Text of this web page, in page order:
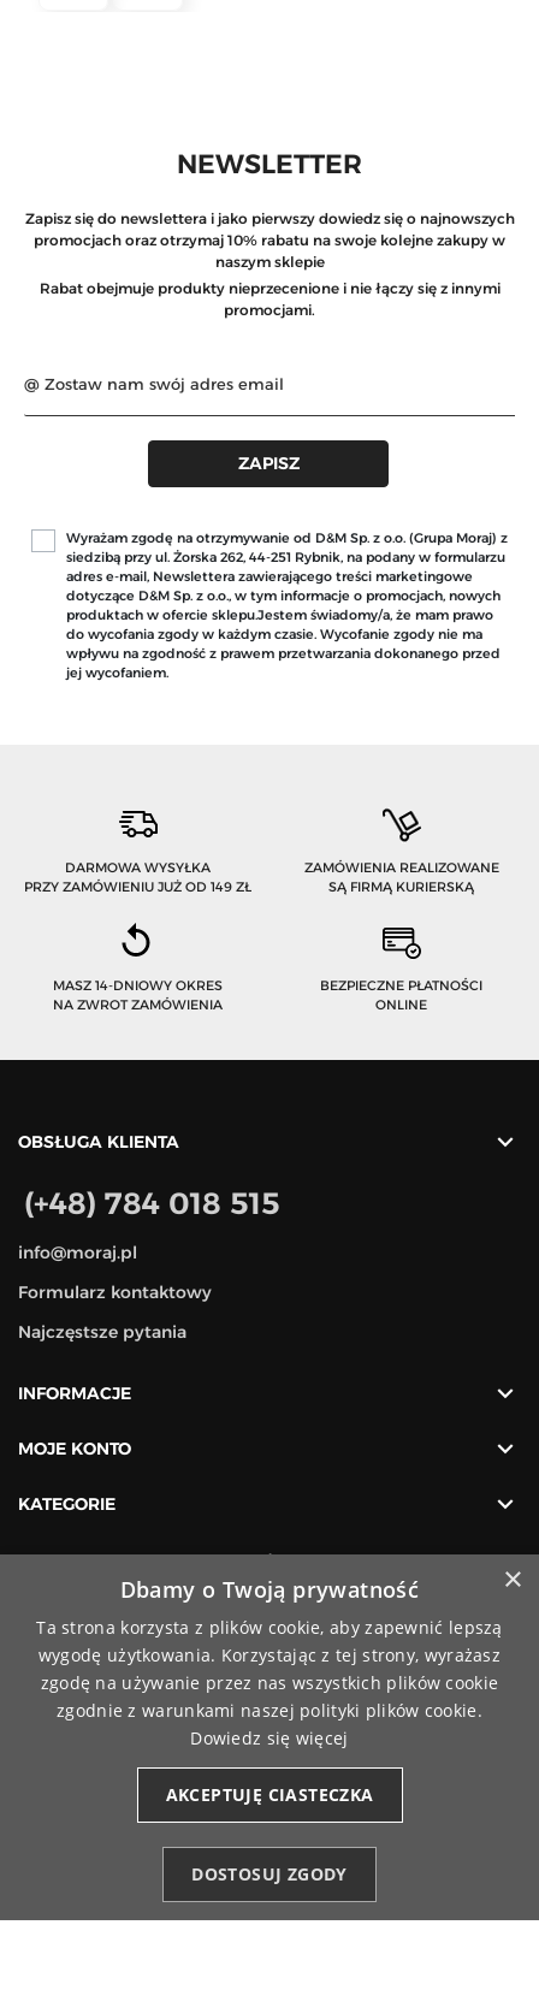
Start
Ulubione (0) Konto
NEWSLETTER
Zapisz się do newslettera i jako pierwszy dowiedz się o najnowszych
promocjach oraz otrzymaj 10% rabatu na swoje kolejne zakupy w
naszym sklepie
Rabat obejmuje produkty nieprzecenione i nie łączy się z innymi
promocjami.
Wyrażam zgodę na otrzymywanie od D&M Sp. z o.o. (Grupa Moraj) z
siedzibą przy ul. Żorska 262, 44-251 Rybnik, na podany w formularzu
adres e-mail, Newslettera zawierającego treści marketingowe
dotyczące D&M Sp. z o.o., w tym informacje o promocjach, nowych
produktach w ofercie sklepu.Jestem świadomy/a, że mam prawo
do wycofania zgody w każdym czasie. Wycofanie zgody nie ma
wpływu na zgodność z prawem przetwarzania dokonanego przed
jej wycofaniem.
DARMOWA WYSYŁKA
PRZY ZAMÓWIENIU JUŻ OD 149 ZŁ
ZAMÓWIENIA REALIZOWANE
SĄ FIRMĄ KURIERSKĄ
MASZ 14-DNIOWY OKRES
NA ZWROT ZAMÓWIENIA
BEZPIECZNE PŁATNOŚCI
ONLINE
OBSŁUGA KLIENTA 
(+48) 784 018 515
info@moraj.pl
Formularz kontaktowy
Najczęstsze pytania
INFORMACJE 
MOJE KONTO 
KATEGORIE 
Akceptujemy płatności olnine
FacebookYouTubePinterestInstagramTikTok
×
Dbamy o Twoją prywatność
Ta strona korzysta z plików cookie, aby zapewnić lepszą
wygodę użytkowania. Korzystając z tej strony, wyrażasz
zgodę na używanie przez nas wszystkich plików cookie
zgodnie z warunkami naszej polityki plików cookie.
Dowiedz się więcej
AKCEPTUJĘ CIASTECZKA
DOSTOSUJ ZGODY